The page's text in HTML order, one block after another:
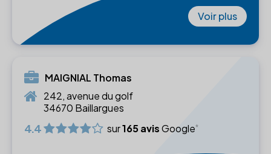
Voir plus
MAIGNIAL Thomas
242, avenue du golf
34670 Baillargues
4.4 sur165 avisGoogle